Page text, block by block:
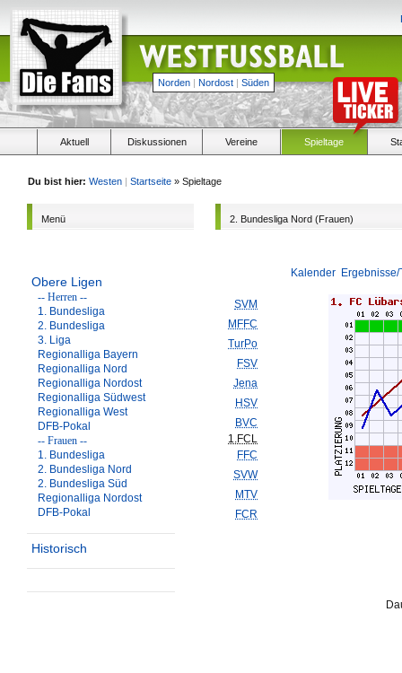
Norden | Nordost | Süden
Aktuell Diskussionen Vereine Spieltage
Du bist hier: Westen | Startseite » Spieltage
Menü
Obere Ligen
-- Herren --
1. Bundesliga
2. Bundesliga
3. Liga
Regionalliga Bayern
Regionalliga Nord
Regionalliga Nordost
Regionalliga Südwest
Regionalliga West
DFB-Pokal
-- Frauen --
1. Bundesliga
2. Bundesliga Nord
2. Bundesliga Süd
Regionalliga Nordost
DFB-Pokal
Historisch
2. Bundesliga Nord (Frauen)
Kalender
SVM
MFFC
TurPo
FSV
Jena
HSV
BVC
1.FCL
FFC
SVW
MTV
FCR